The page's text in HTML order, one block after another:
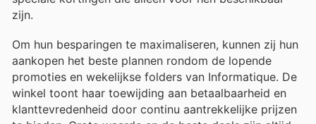
zijn.
Om hun besparingen te maximaliseren, kunnen zij hun
aankopen het beste plannen rondom de lopende
promoties en wekelijkse folders van Informatique. De
winkel toont haar toewijding aan betaalbaarheid en
klanttevredenheid door continu aantrekkelijke prijzen